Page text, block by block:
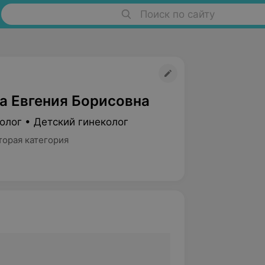
Поиск по сайту
Евгения Борисовна
• Детский гинеколог
категория